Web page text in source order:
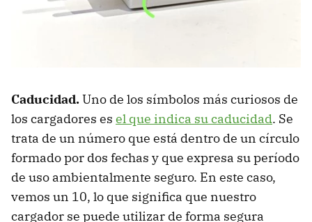
Caducidad.Uno de los símbolos más curiosos de
los cargadores es el que indica su caducidad. Se
trata de un número que está dentro de un círculo
formado por dos fechas y que expresa su período
de uso ambientalmente seguro. En este caso,
vemos un 10, lo que significa que nuestro
cargador se puede utilizar de forma segura